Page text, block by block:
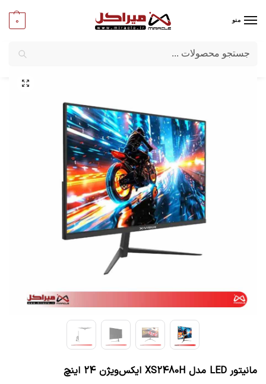
منو 0
میراکل/کامپیوتر/قطعات اصلی
مانیتور LED مدل XS2480H ایکس‌ویژن 24 اینچ